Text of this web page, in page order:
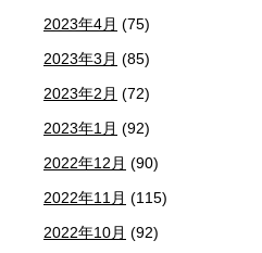
2023年4月 (75)
2023年3月 (85)
2023年2月 (72)
2023年1月 (92)
2022年12月 (90)
2022年11月 (115)
2022年10月 (92)